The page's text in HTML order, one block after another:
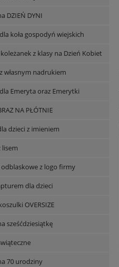
DZIEŃ DYNI
koła gospodyń wiejskich
z klasy na Dzień Kobiet
własnym nadrukiem
Emeryta oraz Emerytki
NA PŁÓTNIE
dzieci z imieniem
lisem
odblaskowe z logo firmy
dla dzieci
OVERSIZE
sześćdziesiątkę
70 urodziny